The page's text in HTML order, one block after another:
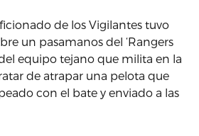
de los Vigilantes tuvo
un pasamanos del ‘Rangers
equipo tejano que milita en la
de atrapar una pelota que
con el bate y enviado a las